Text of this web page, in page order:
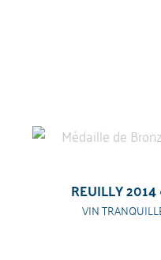
REUILLY 2014
VIN